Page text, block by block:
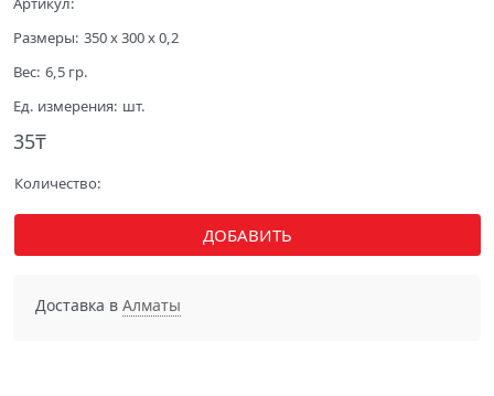
Размеры: 350 x 300 x 0,2
Вес: 6,5 гр.
Ед. измерения: шт.
35₸
Количество:
ДОБАВИТЬ
Доставка в Алматы